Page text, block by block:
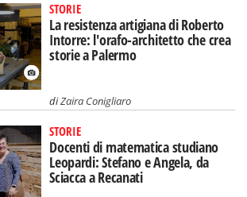
STORIE
La resistenza artigiana di Roberto
Intorre: l'orafo-architetto che crea
storie a Palermo
diZaira Conigliaro
STORIE
Docenti di matematica studiano
Leopardi: Stefano e Angela, da
Sciacca a Recanati